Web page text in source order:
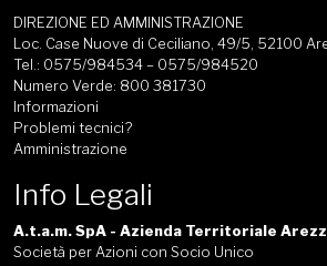
DIREZIONE ED AMMINISTRAZIONE
Loc. Case Nuove di Ceciliano, 49/5, 52100
Tel.: 0575/984534 – 0575/984520
Numero Verde: 800 381730
Informazioni
Problemi tecnici?
Amministrazione
Info Legali
A.t.a.m. SpA - Azienda Territoriale
Società per Azioni con Socio Unico